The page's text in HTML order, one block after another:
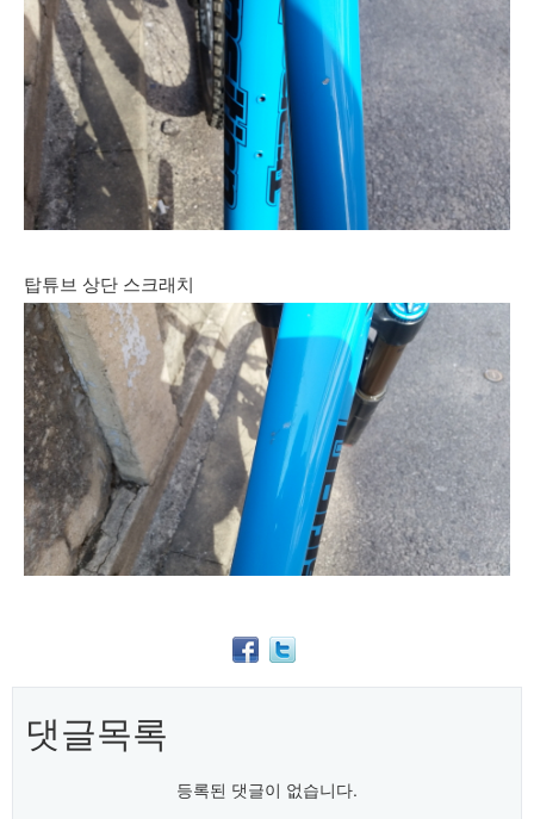
탑튜브 상단 스크래치
댓글목록
등록된 댓글이 없습니다.